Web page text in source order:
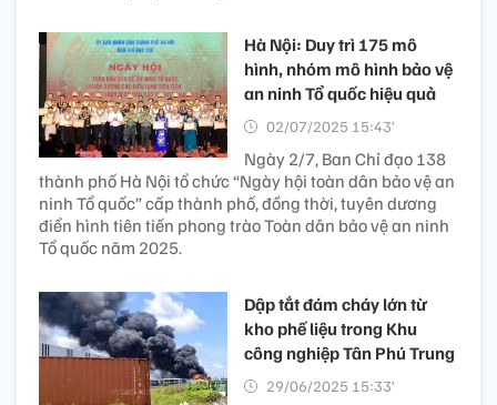
Hà Nội: Duy trì 175 mô
hình, nhóm mô hình bảo vệ
an ninh Tổ quốc hiệu quả
02/07/2025 15:43’
Ngày 2/7, Ban Chỉ đạo 138
thành phố Hà Nội tổ chức “Ngày hội toàn dân bảo vệ an
ninh Tổ quốc” cấp thành phố, đồng thời, tuyên dương
điển hình tiên tiến phong trào Toàn dân bảo vệ an ninh
Tổ quốc năm 2025.
Dập tắt đám cháy lớn từ
kho phế liệu trong Khu
công nghiệp Tân Phú Trung
29/06/2025 15:33’